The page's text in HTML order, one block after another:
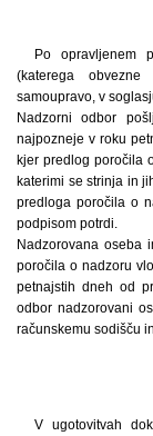
Po opravljenem
(katerega
samoupravo, v
Nadzorni odbor
najpozneje v roku
kjer predlog poročila
katerimi se strinja in
predloga poročila o
podpisom potrdi.
Nadzorovana oseba
poročila o nadzoru
petnajstih dneh od
odbor nadzorovani
računskemu sodišču
V ugotovitvah